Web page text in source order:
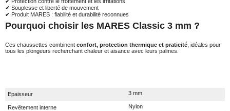
✔ Souplesse et liberté de mouvement
✔ Produit MARES : fiabilité et durabilité reconnues
Pourquoi choisir les MARES Classic 3 mm ?
Ces chaussettes combinent confort, protection thermique et praticité , idéales pour
tous les plongeurs recherchant chaleur et aisance avec leurs palmes.
Epaisseur 3 mm
Revêtement interne Nylon